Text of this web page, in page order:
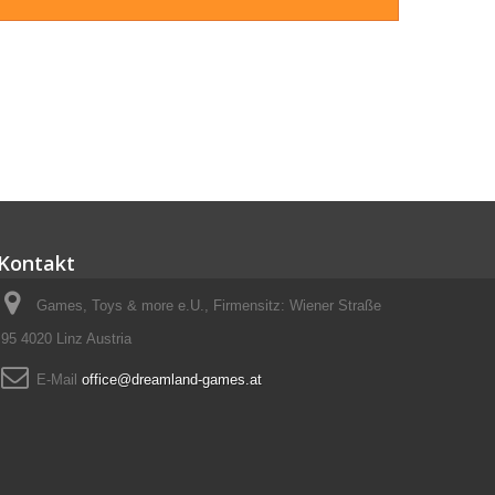
Games, Toys & more e.U., Firmensitz: Wiener Straße
95 4020 Linz Austria
E-Mail office@dreamland-games.at